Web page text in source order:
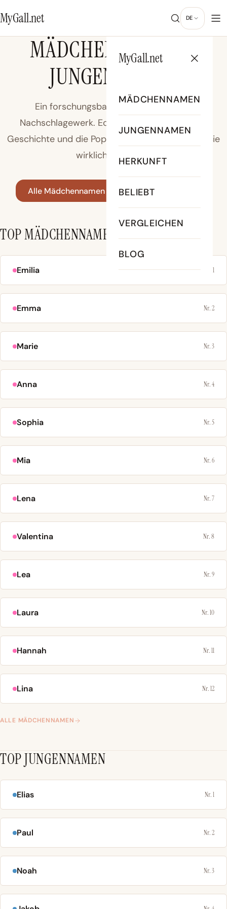
MyGall.net DE
MyGall.net
MÄDCHENNAMEN
JUNGENNAMEN
HERKUNFT
BELIEBT
VERGLEICHEN
BLOG
MÄDCHENNAMEN &
JUNGENNAMEN
Ein forschungsbasiertes Babynamen-
Nachschlagewerk. Echte Bedeutungen, echte
Geschichte und die Popularitätsdiagramme, die Sie
wirklich brauchen.
Alle Mädchennamen Alle Jungennamen
TOP MÄDCHENNAMEN
Emilia Nr. 1
Emma Nr. 2
Marie Nr. 3
Anna Nr. 4
Sophia Nr. 5
Mia Nr. 6
Lena Nr. 7
Valentina Nr. 8
Lea Nr. 9
Laura Nr. 10
Hannah Nr. 11
Lina Nr. 12
ALLE MÄDCHENNAMEN
TOP JUNGENNAMEN
Elias Nr. 1
Paul Nr. 2
Noah Nr. 3